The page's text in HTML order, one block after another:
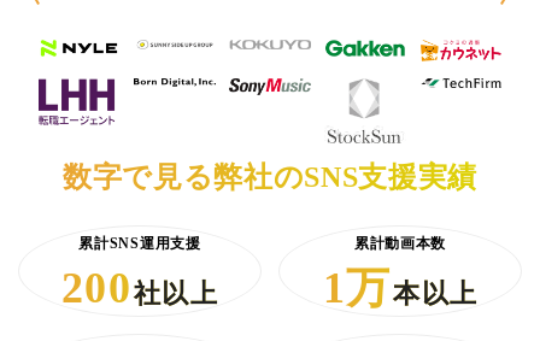
数字で見る弊社のSNS支援実績
累計SNS運用支援
200社以上
累計動画本数
1万本以上